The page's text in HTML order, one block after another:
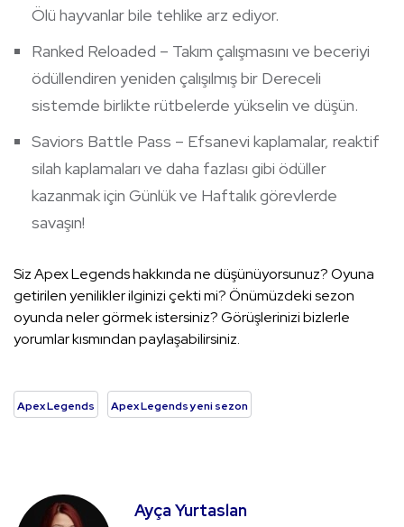
Ölü hayvanlar bile tehlike arz ediyor.
Ranked Reloaded – Takım çalışmasını ve beceriyi
ödüllendiren yeniden çalışılmış bir Dereceli
sistemde birlikte rütbelerde yükselin ve düşün.
Saviors Battle Pass – Efsanevi kaplamalar, reaktif
silah kaplamaları ve daha fazlası gibi ödüller
kazanmak için Günlük ve Haftalık görevlerde
savaşın!
Siz Apex Legends hakkında ne düşünüyorsunuz? Oyuna
getirilen yenilikler ilginizi çekti mi? Önümüzdeki sezon
oyunda neler görmek istersiniz? Görüşlerinizi bizlerle
yorumlar kısmından paylaşabilirsiniz.
Apex Legends Apex Legends yeni sezon
Ayça Yurtaslan